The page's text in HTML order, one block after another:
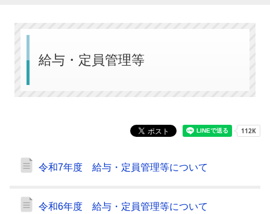
給与・定員管理等
令和7年度 給与・定員管理等について
令和6年度 給与・定員管理等について